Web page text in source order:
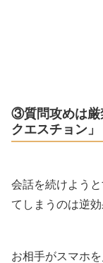
③質問攻めは厳
クエスチョン」
会話を続けよう
てしまうのは逆効
お相手がスマホ